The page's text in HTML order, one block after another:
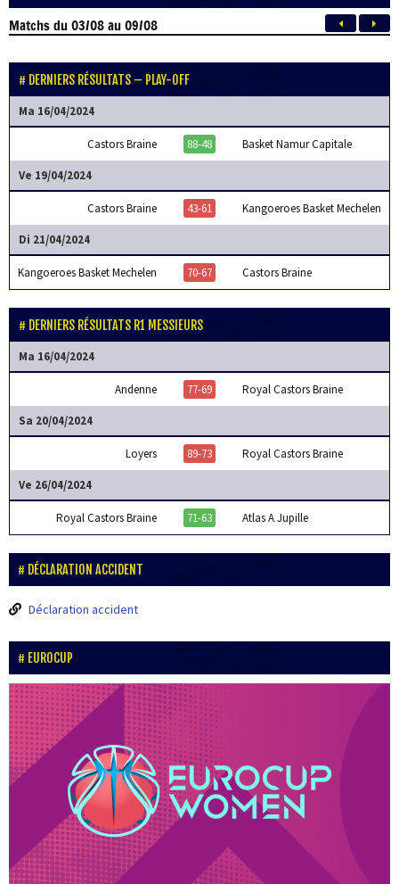
Matchsdu 03/08 au 09/08
DERNIERS RÉSULTATS – PLAY-OFF
Ma 16/04/2024
Castors Braine 88-48 Basket Namur Capitale
Ve 19/04/2024
Castors Braine 43-61 Kangoeroes Basket Mechelen
Di 21/04/2024
Kangoeroes Basket Mechelen 70-67 Castors Braine
DERNIERS RÉSULTATS R1 MESSIEURS
Ma 16/04/2024
Andenne 77-69 Royal Castors Braine
Sa 20/04/2024
Loyers 89-73 Royal Castors Braine
Ve 26/04/2024
Royal Castors Braine 71-63 Atlas A Jupille
DÉCLARATION ACCIDENT
Déclaration accident
EUROCUP